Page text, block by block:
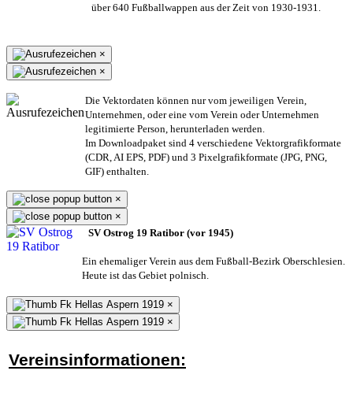
über 640 Fußballwappen aus der Zeit von 1930-1931.
×
×
Die Vektordaten können nur vom jeweiligen Verein,
Unternehmen, oder eine vom Verein oder Unternehmen
legitimierte Person, herunterladen werden.
Im Downloadpaket sind 4 verschiedene Vektorgrafikformate
(CDR, AI EPS, PDF) und 3 Pixelgrafikformate (JPG, PNG,
GIF) enthalten.
×
×
SV Ostrog 19 Ratibor (vor 1945)
Ein ehemaliger Verein aus dem Fußball-Bezirk Oberschlesien.
Heute ist das Gebiet polnisch.
×
×
Vereinsinformationen: